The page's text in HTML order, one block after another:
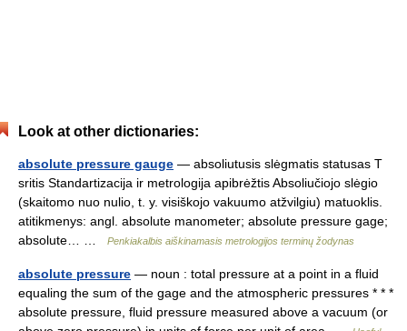
Look at other dictionaries:
absolute pressure gauge — absoliutusis slėgmatis statusas T
sritis Standartizacija ir metrologija apibrėžtis Absoliučiojo slėgio
(skaitomo nuo nulio, t. y. visiškojo vakuumo atžvilgiu) matuoklis.
atitikmenys: angl. absolute manometer; absolute pressure gage;
absolute… …
Penkiakalbis aiškinamasis metrologijos terminų žodynas
absolute pressure — noun : total pressure at a point in a fluid
equaling the sum of the gage and the atmospheric pressures * * *
absolute pressure, fluid pressure measured above a vacuum (or